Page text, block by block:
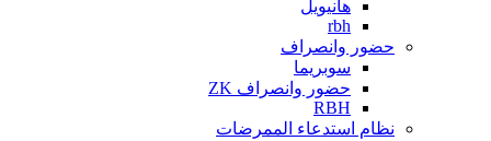
هانيويل
rbh
حضور وانصراف
سوبريما
حضور وانصراف ZK
RBH
نظام استدعاء الممرضات